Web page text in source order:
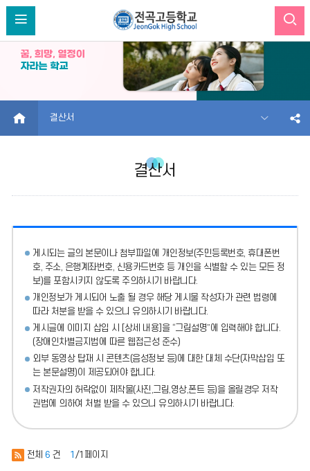
HOME 결산서
결산서
게시되는 글의 본문이나 첨부파일에
개인정보(주민등록번호, 휴대폰번
호, 주소, 은행계좌번호, 신용카드번호 등 개인을 식별할 수 있는 모든 정
보)를 포함시키지 않도록 주의하시기 바랍니다.
개인정보가 게시되어 노출 될 경우 해당 게시물 작성자가 관련 법령에
따라 처분을 받을 수 있으니 유의하시기 바랍니다.
게시글에 이미지 삽입 시 [상세 내용]을 “그림설명”에 입력해야 합니다.
(장애인차별금지법에 따른 웹접근성 준수)
외부 동영상 탑재 시 콘텐츠(음성정보 등)에 대한 대체 수단(자막삽입 또
는 본문설명)이 제공되어야 합니다.
저작권자의 허락없이 제작물(사진,그림,영상,폰트 등)을 올릴경우 저작
권법에 의하여 처벌 받을 수 있으니 유의하시기 바랍니다.
전체 6 건 1 /1페이지